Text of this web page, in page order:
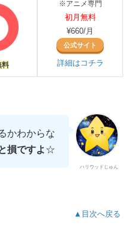
料
※アニメ専門
初月無料
¥660/月
公式サイト
詳細はコチラ
ハリウッドじゅん
かわからな
損ですよ☆
▲目次へ戻る